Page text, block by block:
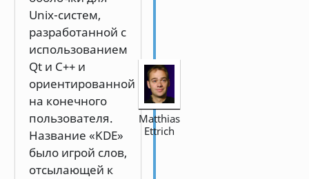
Unix-систем,
разработанной с
использованием
Qt и C++ и
ориентированной
на конечного
пользователя.
Название «KDE»
было игрой слов,
отсылающей к
Matthias
Ettrich